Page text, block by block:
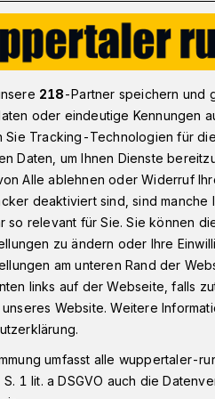
Kommentar: Politik-Blick aufs neue
neue Jahr – und zurück
mal
neuen Jahr? Die sind
Aber man
aus den
der für den
wegen des DOC in
218-Partner speichern und
oder eindeutige Kennungen
Sie Tracking-Technologien für
Daten, um Ihnen Dienste
Alle ablehnen oder Widerruf
deaktiviert sind, sind
so relevant für Sie. Sie können
zu ändern oder Ihre
am unteren Rand der
links auf der Webseite, falls
Website. Weitere
umfasst alle wuppertaler-
1 lit. a DSGVO auch die